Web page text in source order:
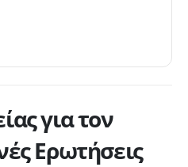
για τον
Ερωτήσεις